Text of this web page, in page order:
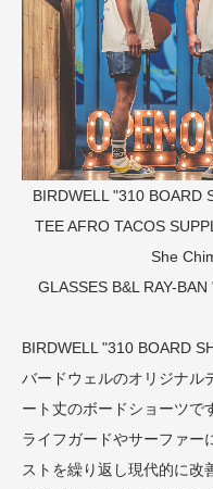
BIRDWELL "310 BOARD
TEEAFRO TACOS
She
GLASSES B&L RAY-
BIRDWELL "310 BOARD
バードウェルのオリジナル
ート丈のボードショーツで
ライフガードやサーファー
ストを繰り返し現代的に改